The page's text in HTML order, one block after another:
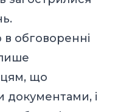
обговоренні
що
документами, і